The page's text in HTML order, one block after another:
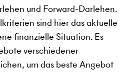
und Forward-Darlehen.
sind hier das aktuelle
finanzielle Situation. Es
verschiedener
um das beste Angebot